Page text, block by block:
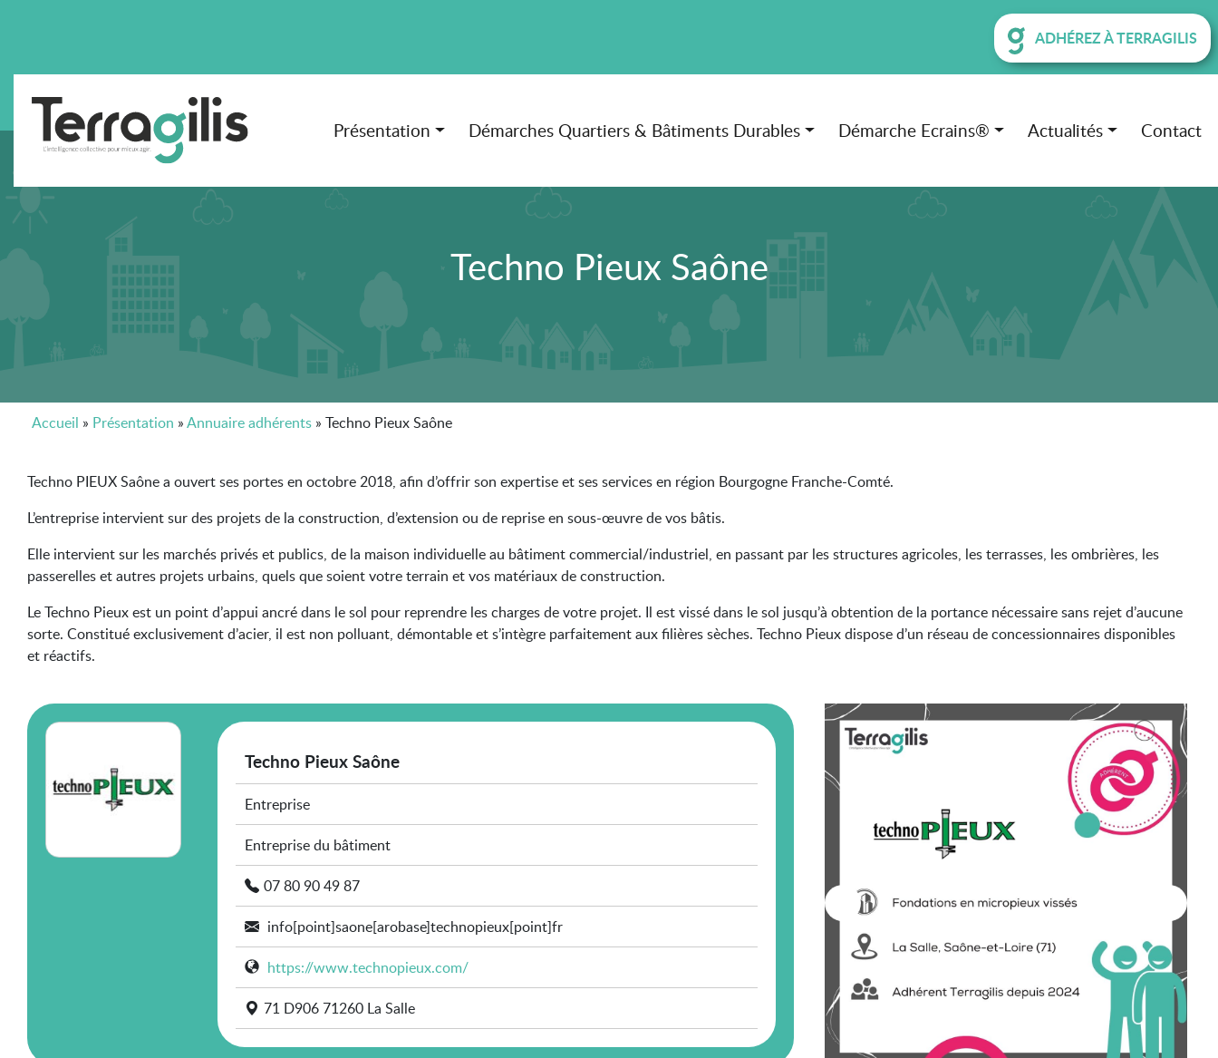
ADHÉREZ À TERRAGILIS
Présentation Démarches Quartiers & Bâtiments Durables Démarche Ecrains® Actualités Contact
Techno Pieux Saône
Accueil » Présentation »Annuaire adhérents » Techno Pieux Saône
Techno PIEUX Saône a ouvert ses portes en octobre 2018, afin d’offrir son expertise et ses services en région Bourgogne Franche-Comté.
L’entreprise intervient sur des projets de la construction, d’extension ou de reprise en sous-œuvre de vos bâtis.
Elle intervient sur les marchés privés et publics, de la maison individuelle au bâtiment commercial/industriel, en passant par les structures agricoles, les terrasses, les ombrières, les
passerelles et autres projets urbains, quels que soient votre terrain et vos matériaux de construction.
Le Techno Pieux est un point d’appui ancré dans le sol pour reprendre les charges de votre projet. Il est vissé dans le sol jusqu’à obtention de la portance nécessaire sans rejet d’aucune
sorte. Constitué exclusivement d’acier, il est non polluant, démontable et s’intègre parfaitement aux filières sèches. Techno Pieux dispose d’un réseau de concessionnaires disponibles
et réactifs.
Techno Pieux Saône
Entreprise
Entreprise du bâtiment
07 80 90 49 87
info[point]saone[arobase]technopieux[point]fr
https://www.technopieux.com/
71 D906 71260 La Salle